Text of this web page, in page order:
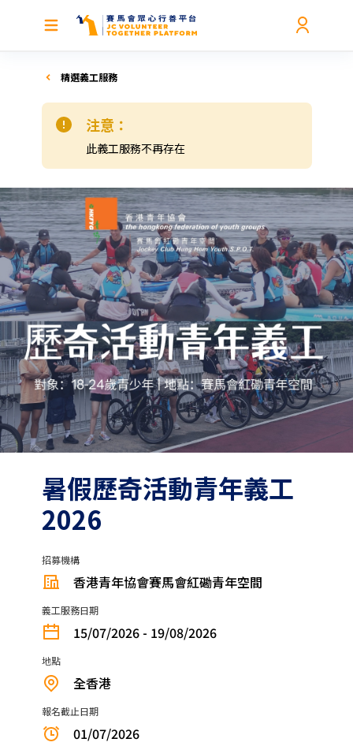
精選義工服務
注意：
此義工服務不再存在
暑假歷奇活動青年義工
2026
招募機構
香港青年協會賽馬會紅磡青年空間
義工服務日期
15/07/2026 - 19/08/2026
地點
全香港
報名截止日期
01/07/2026